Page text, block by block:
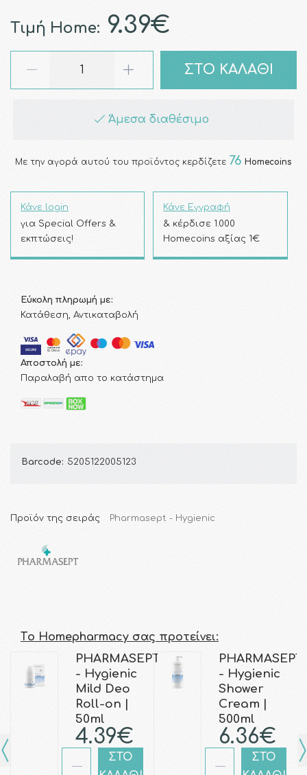
Τιμή Home: 9.39€
ΣΤΟ ΚΑΛΑΘΙ
Άμεσα διαθέσιμο
Με την αγορά αυτού του προϊόντος κερδίζετε 76 Homecoins
Κάνε login
για Special Offers &
εκπτώσεις!
Κάνε Εγγραφή
& κέρδισε 1.000
Homecoins αξίας 1€
Εύκολη πληρωμή με:
Κατάθεση, Αντικαταβολή
Αποστολή με:
Παραλαβή απο το κατάστημα
Barcode: 5205122005123
Προϊόν της σειράς Pharmasept - Hygienic
Τo Homepharmacy σας προτείνει:
PHARMASEPT
- Hygienic
Mild Deo
Roll-on |
50ml
4.39€
ΣΤΟ
PHARMASEPT
- Hygienic
Shower
Cream |
500ml
6.36€
ΣΤΟ